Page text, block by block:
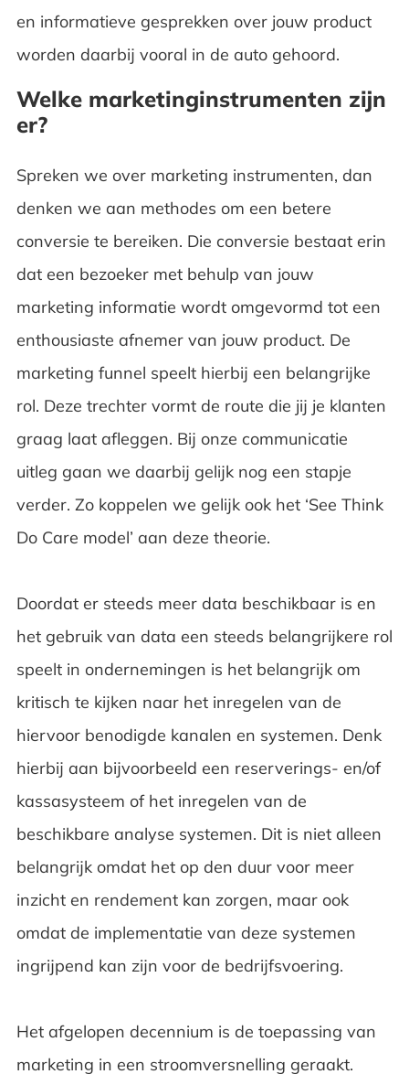
en informatieve gesprekken over jouw product
worden daarbij vooral in de auto gehoord.
Welke marketinginstrumenten zijn
er?
Spreken we over marketing instrumenten, dan
denken we aan methodes om een betere
conversie te bereiken. Die conversie bestaat erin
dat een bezoeker met behulp van jouw
marketing informatie wordt omgevormd tot een
enthousiaste afnemer van jouw product. De
marketing funnel speelt hierbij een belangrijke
rol. Deze trechter vormt de route die jij je klanten
graag laat afleggen. Bij onze communicatie
uitleg gaan we daarbij gelijk nog een stapje
verder. Zo koppelen we gelijk ook het ‘See Think
Do Care model’ aan deze theorie.
Doordat er steeds meer data beschikbaar is en
het gebruik van data een steeds belangrijkere rol
speelt in ondernemingen is het belangrijk om
kritisch te kijken naar het inregelen van de
hiervoor benodigde kanalen en systemen. Denk
hierbij aan bijvoorbeeld een reserverings- en/of
kassasysteem of het inregelen van de
beschikbare analyse systemen. Dit is niet alleen
belangrijk omdat het op den duur voor meer
inzicht en rendement kan zorgen, maar ook
omdat de implementatie van deze systemen
ingrijpend kan zijn voor de bedrijfsvoering.
Het afgelopen decennium is de toepassing van
marketing in een stroomversnelling geraakt.